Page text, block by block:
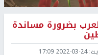
بضرورة مساندة
2022-03-24 17:09